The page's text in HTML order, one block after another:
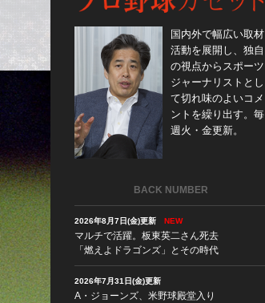
国内外で幅広い取材
活動を展開し、独自
の視点からスポーツ
ジャーナリストとし
て切れ味のよいコメ
ントを繰り出す。毎
週火・金更新。
BACK NUMBER
2026年8月7日(金)更新 NEW
マルチで活躍。板東英二さん死去
「燃えよドラゴンズ」とその時代
2026年7月31日(金)更新
A・ジョーンズ、米野球殿堂入り